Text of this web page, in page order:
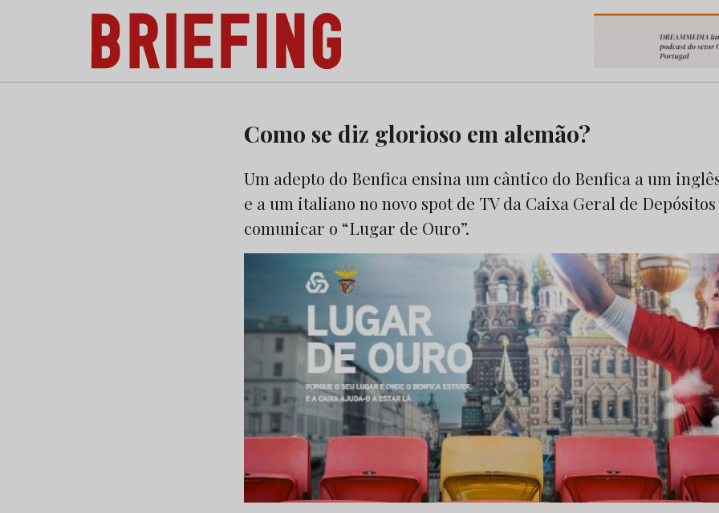
Briefing: Todas as notícias sobre os negócios do Marketing e da Publicidade
Como se diz glorioso em alemão?
Um adepto do Benfica ensina um cântico do Benfica a um
e a um italiano no novo spot de TV da Caixa Geral de
comunicar o “Lugar de Ouro”.